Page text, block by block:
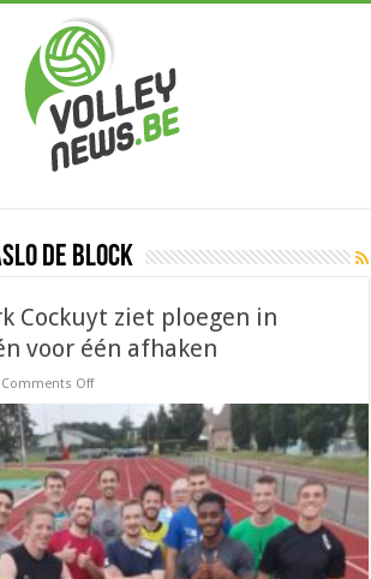
De Block
Cockuyt ziet ploegen in
voor één afhaken
Comments Offon
Dirk
Cockuyt
ziet
ploegen
in
Meetjesland
één
voor
één
afhaken